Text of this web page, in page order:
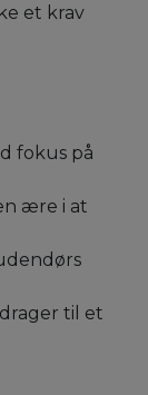
et krav
fokus på
ære i at
til et